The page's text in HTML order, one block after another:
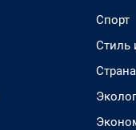
Спорт
Стиль